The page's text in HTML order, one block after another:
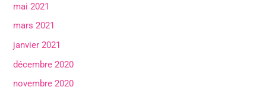
mai 2021
mars 2021
janvier 2021
décembre 2020
novembre 2020